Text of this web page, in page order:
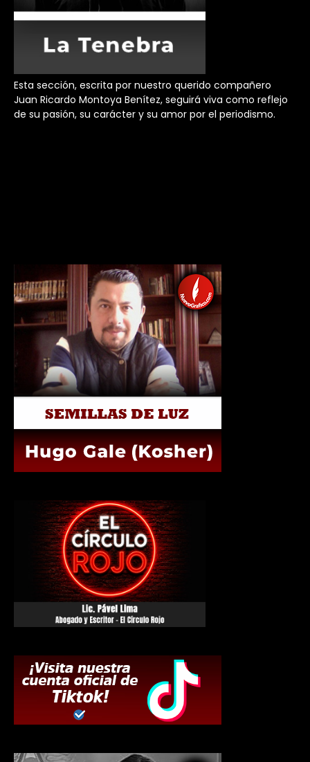
Esta sección, escrita por nuestro querido compañero
Juan Ricardo Montoya Benítez, seguirá viva como reflejo
de su pasión, su carácter y su amor por el periodismo.